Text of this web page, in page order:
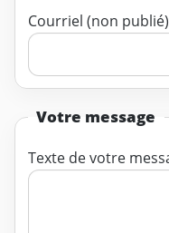
Courriel (non publié)
Votre message